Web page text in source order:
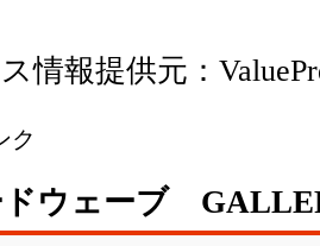
情報提供元：
ク
ドウェーブ